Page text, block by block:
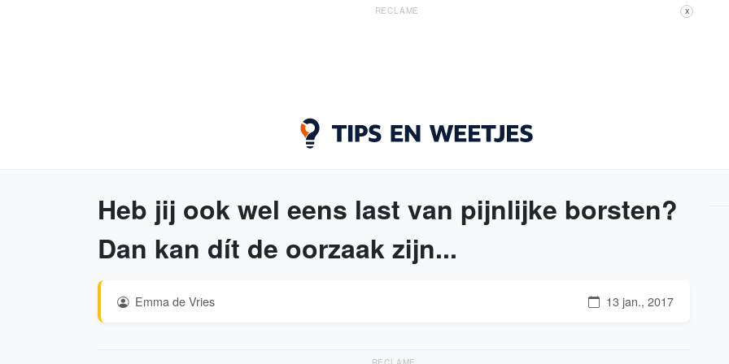
RECLAME X
Heb jij ook wel eens last van pijnlijke borsten?
Dan kan dít de oorzaak zijn...
Emma de Vries 13 jan., 2017